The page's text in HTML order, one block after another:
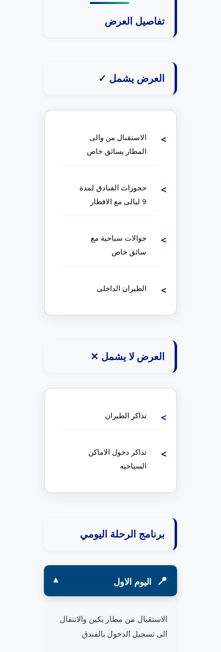
تفاصيل العرض
العرض يشمل ✓
الاستقبال من والى
المطار بسائق خاص
حجوزات الفنادق لمدة
9 ليالى مع الافطار
جوالات سياحية مع
سائق خاص
الطيران الداخلى
العرض لا يشمل ✕
تذاكر الطيران
تذاكر دخول الاماكن
السياحيه
برنامج الرحلة اليومي
اليوم الاول
الاستقبال من مطار بكين والانتقال
الى تسجيل الدخول بالفندق